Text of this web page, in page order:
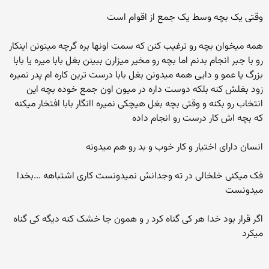
وقتی یک بچه وسط یک جمع از اقوام است
همه میخوان بچه رو ترغیب کنن که سمت اونها بره گرچه میتونن اینکار
رو با جبر انجام بدنم اما بچه رو مخیر میزارن ببینن بغل بابا میره یا بابا
بزرگ یا عمو و دایی همه میدونن بغل بابا درست ترین کاره ام پدر نمیره
زود بغلش کنه بلکه دوست داره در میون اون جمع خوده بچه این
انتخاب رو بکنه و وقتی بچه بغل هیچکی نمیره اانگار بابا افتخار میکنه
که بچه اش کار درست رو انجام داده
انسان دارای اختیار و کار خوب و بد رو هم میدونه
فک میکنی خلخالی در ته وجدانش نمیدونست کاری اشتباهه ...بخدا
میدونست
اگر قرار بود خدا هر کی گناه کرد ر و همون جا خشک کنه دیگه کی گناه
میکرد